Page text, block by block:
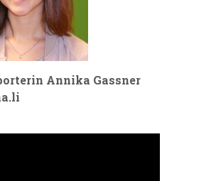
Annika Gassner